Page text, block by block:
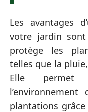
Les avantages
votre jardin
protège les
telles que la
Elle permet
plantations